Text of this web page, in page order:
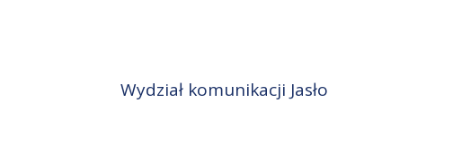
Wydział komunikacji Jasło